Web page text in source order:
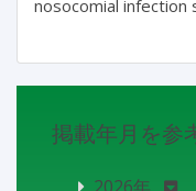
nosocomial infection
掲載年月を参